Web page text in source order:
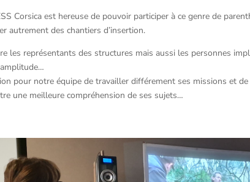
Corsica est hereuse de pouvoir participer à ce genre de
autrement des chantiers d’insertion.
les représentants des structures mais aussi les personnes
pour notre équipe de travailler différement ses missions et
une meilleure compréhension de ses sujets…